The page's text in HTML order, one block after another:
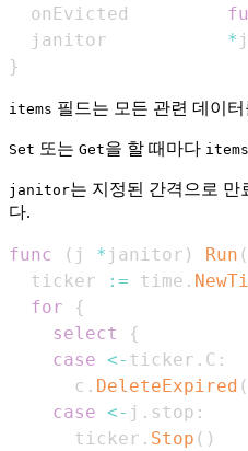
  onEvicted
  janitor
*
}
items 필드는 모든 관련 데이
Set 또는 Get을 할 때마다 items
janitor는 지정된 간격으로 만
다.
func ( j * janitor ) Run (
  ticker
:= time .
for
{
select
{
case <- ticker . C :
      c
. DeleteExpired (
case <- j . stop :
      ticker
. Stop ( )